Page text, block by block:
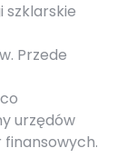
szklarskie
Przede
urzędów